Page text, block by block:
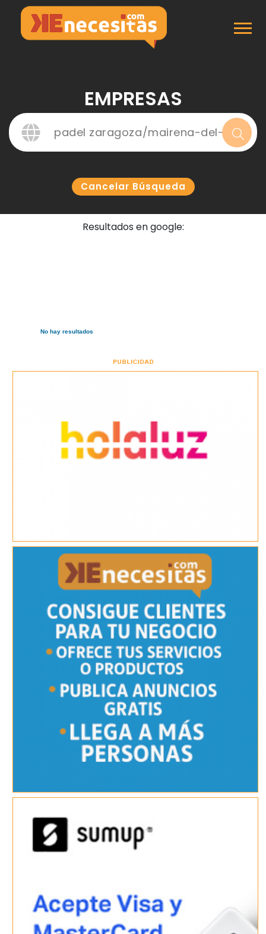
EMPRESAS
Cancelar Búsqueda
Resultados en google:
No hay resultados